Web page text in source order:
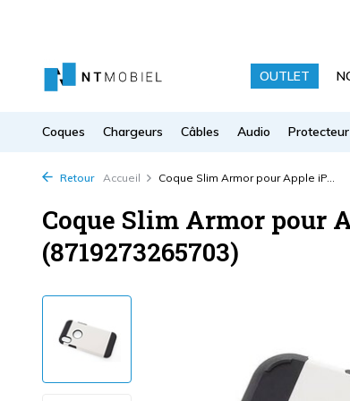
OUTLET
Coques Chargeurs Câbles Audio
Retour Accueil Coque Slim Armor pour Apple iP...
Coque Slim Armor pour
(8719273265703)